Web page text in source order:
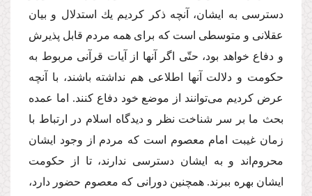
دسترسى به ایشان، آنچه ذكر كردیم یك استدلال و بیان
عقلانى و متوسطى است كه براى همه مردم قابل پذیرش
و دفاع خواهد بود، حتّى اگر آنها از آیات قرآنى مربوط به
حكومت و دلالت آنها اطلاعى هم نداشته باشند، با آنچه
عرض كردیم مى‌توانند از موضع خود دفاع كنند. اما عمده
بحث ما بر سر شناخت نظر و دیدگاه اسلام در ارتباط با
زمان غیبت امام معصوم است كه مردم از وجود ایشان
محروم‌اند و به ایشان دسترسى ندارند، تا از حكومت
ایشان بهره ببرند. همچنین دورانى كه معصوم حضور دارد،